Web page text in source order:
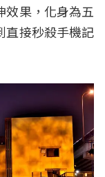
效果，化身為五
直接秒殺手機記